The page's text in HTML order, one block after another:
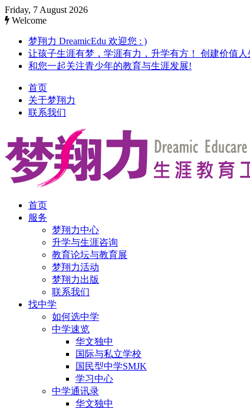
Friday, 7 August 2026
Welcome
梦翔力 DreamicEdu 欢迎您 : )
让孩子生涯有梦，学涯有力，升学有方！ 创建价值人
和您一起关注青少年的教育与生涯发展!
首页
关于梦翔力
联系我们
首页
服务
梦翔力中心
升学与生涯咨询
教育论坛与教育展
梦翔力活动
梦翔力出版
联系我们
找中学
如何选中学
中学速览
华文独中
国际与私立学校
国民型中学SMJK
学习中心
中学通讯录
华文独中